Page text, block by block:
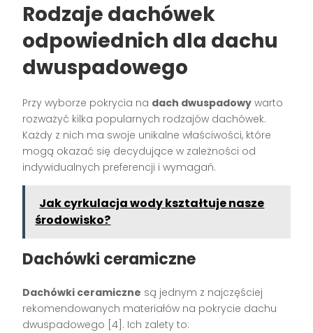
Rodzaje dachówek
odpowiednich dla dachu
dwuspadowego
Przy wyborze pokrycia na dach dwuspadowy warto
rozważyć kilka popularnych rodzajów dachówek.
Każdy z nich ma swoje unikalne właściwości, które
mogą okazać się decydujące w zależności od
indywidualnych preferencji i wymagań.
Jak cyrkulacja wody kształtuje nasze
środowisko?
Dachówki ceramiczne
Dachówki ceramiczne są jednym z najczęściej
rekomendowanych materiałów na pokrycie dachu
dwuspadowego [4]. Ich zalety to: